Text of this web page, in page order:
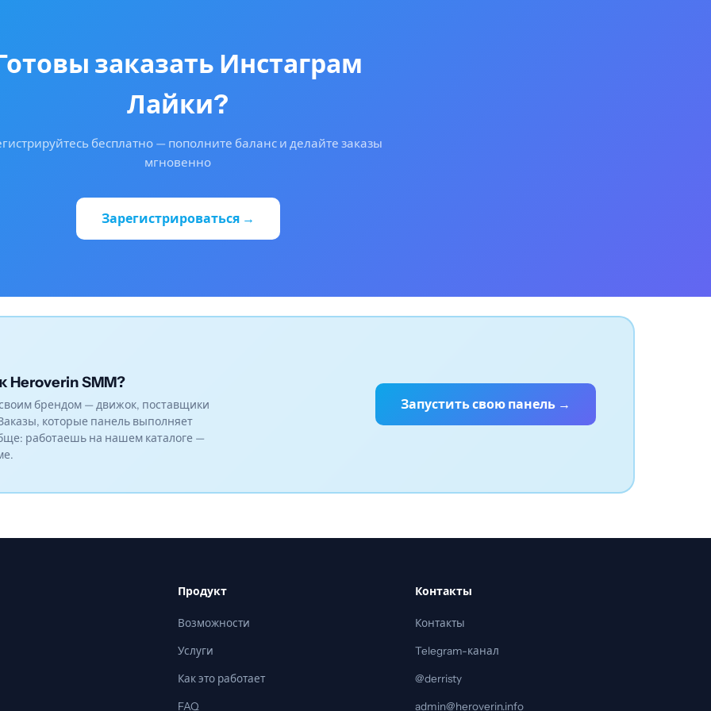
заказать Инстаграм
Лайки?
бесплатно — пополните баланс и делайте заказы
мгновенно
Зарегистрироваться →
Heroverin SMM?
брендом — движок, поставщики
которые панель выполняет
работаешь на нашем каталоге —
Запустить свою панель →
Продукт
Возможности
Услуги
Как это работает
FAQ
Контакты
Контакты
Telegram-канал
@derristy
admin@heroverin.info